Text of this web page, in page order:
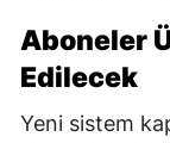
Aboneler
Edilecek
Yeni sistem